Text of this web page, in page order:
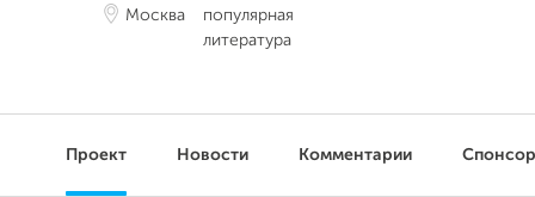
Москва
популярная
литература
Проект Новости Комментарии